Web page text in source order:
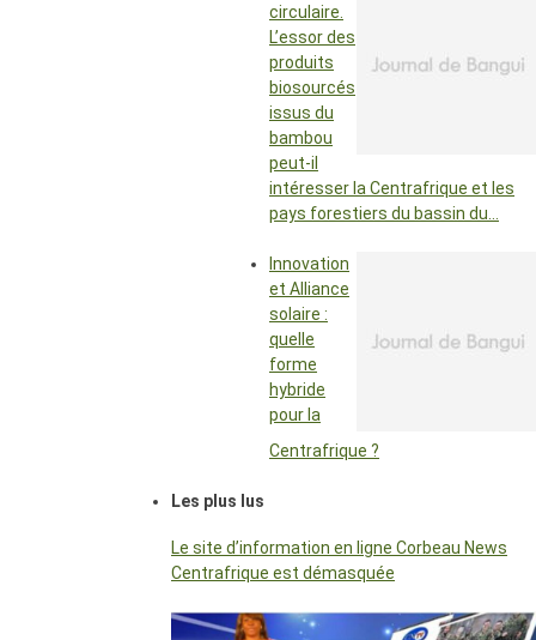
circulaire.
L’essor des
produits
biosourcés
issus du
bambou
peut-il
intéresser la Centrafrique et les
pays forestiers du bassin du…
Innovation
et Alliance
solaire :
quelle
forme
hybride
pour la
Centrafrique ?
Les plus lus
Le site d’information en ligne Corbeau News
Centrafrique est démasquée